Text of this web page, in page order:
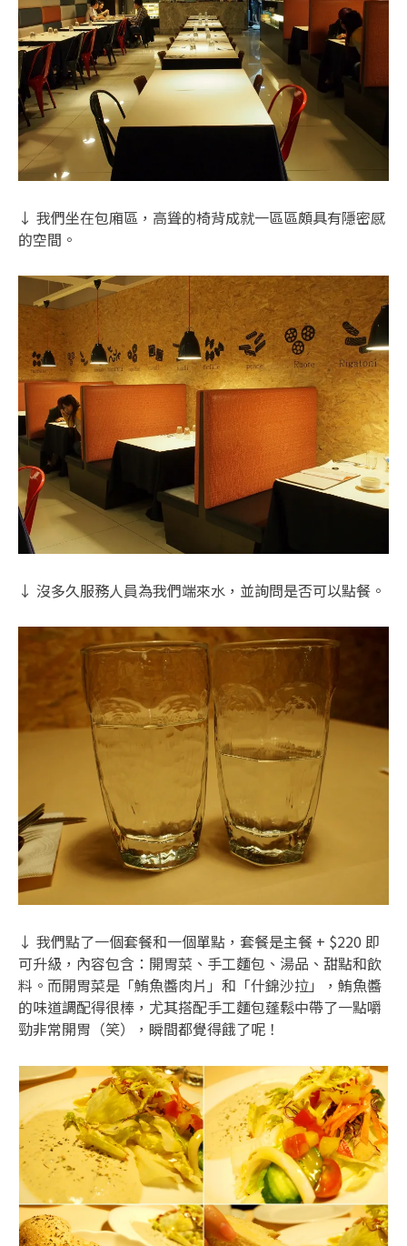
↓ 我們坐在包廂區，高聳的椅背成就一區區頗具有隱密感
的空間。
↓ 沒多久服務人員為我們端來水，並詢問是否可以點餐。
↓ 我們點了一個套餐和一個單點，套餐是主餐 + $220 即
可升級，內容包含：開胃菜、手工麵包、湯品、甜點和飲
料。而開胃菜是「鮪魚醬肉片」和「什錦沙拉」，鮪魚醬
的味道調配得很棒，尤其搭配手工麵包蓬鬆中帶了一點嚼
勁非常開胃（笑），瞬間都覺得餓了呢！